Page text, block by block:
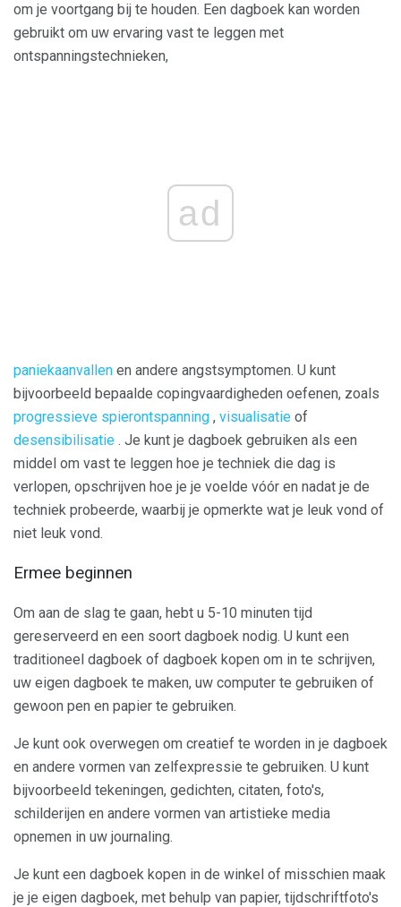
om je voortgang bij te houden. Een dagboek kan worden
gebruikt om uw ervaring vast te leggen met
ontspanningstechnieken,
ad
paniekaanvallen en andere angstsymptomen. U kunt
bijvoorbeeld bepaalde copingvaardigheden oefenen, zoals
progressieve spierontspanning , visualisatie of
desensibilisatie . Je kunt je dagboek gebruiken als een
middel om vast te leggen hoe je techniek die dag is
verlopen, opschrijven hoe je je voelde vóór en nadat je de
techniek probeerde, waarbij je opmerkte wat je leuk vond of
niet leuk vond.
Ermee beginnen
Om aan de slag te gaan, hebt u 5-10 minuten tijd
gereserveerd en een soort dagboek nodig. U kunt een
traditioneel dagboek of dagboek kopen om in te schrijven,
uw eigen dagboek te maken, uw computer te gebruiken of
gewoon pen en papier te gebruiken.
Je kunt ook overwegen om creatief te worden in je dagboek
en andere vormen van zelfexpressie te gebruiken. U kunt
bijvoorbeeld tekeningen, gedichten, citaten, foto's,
schilderijen en andere vormen van artistieke media
opnemen in uw journaling.
Je kunt een dagboek kopen in de winkel of misschien maak
je je eigen dagboek, met behulp van papier, tijdschriftfoto's